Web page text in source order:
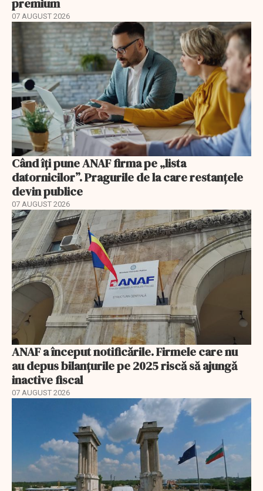
premium
07 AUGUST 2026
Când îți pune ANAF firma pe „lista
datornicilor”. Pragurile de la care restanțele
devin publice
07 AUGUST 2026
ANAF a început notificările. Firmele care nu
au depus bilanțurile pe 2025 riscă să ajungă
inactive fiscal
07 AUGUST 2026